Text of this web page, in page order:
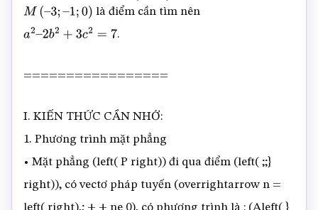
M( – ;– 0) là điểm cần tìm nên
a 2b + c2= 7 .
=================
I. KIẾN THỨC CẦN NHỚ:
1. Phương trình mặt phẳng
• Mặt phẳng (left( P right)) đi qua điểm (left( ;;}
right)), có vectơ pháp tuyến (overrightarrow n =